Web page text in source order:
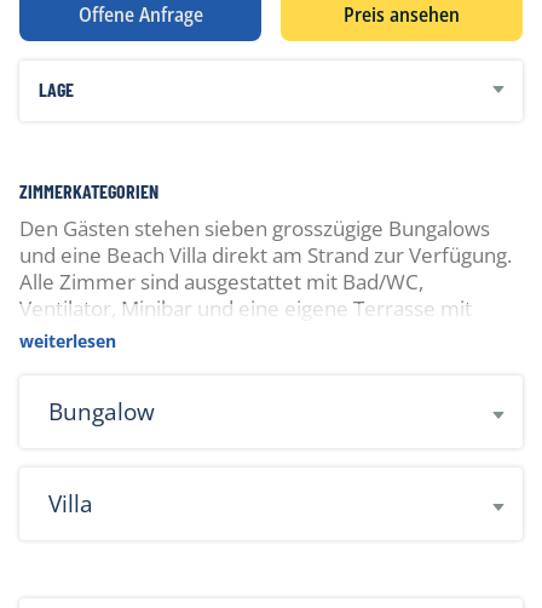
Offene Anfrage Preis ansehen
LAGE
ZIMMERKATEGORIEN
Den Gästen stehen sieben grosszügige Bungalows
und eine Beach Villa direkt am Strand zur Verfügung.
Alle Zimmer sind ausgestattet mit Bad/WC,
Ventilator, Minibar und eine eigene Terrasse mit
Meerblick. Zudem hat jede Wohneinheit einen
weiterlesen
Bungalow
Villa